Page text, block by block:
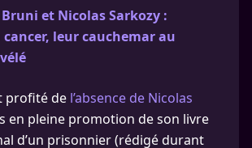
et Nicolas Sarkozy :
cancer, leur cauchemar au
profité de l’absence de Nicolas
en pleine promotion de son livre
d’un prisonnier (rédigé durant